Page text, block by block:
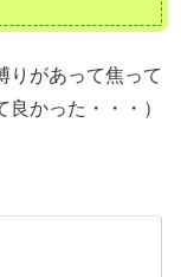
りがあって焦って
かった・・・）